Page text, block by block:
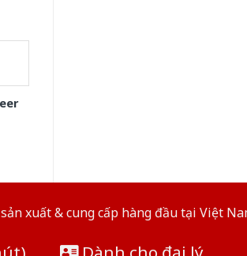
xuất & cung cấp hàng đầu tại Việt